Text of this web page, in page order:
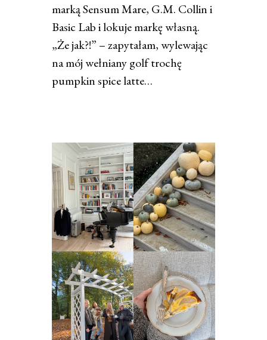
marką Sensum Mare, G.M. Collin i
Basic Lab i lokuje markę własną.
„Że jak?!” – zapytałam, wylewając
na mój wełniany golf trochę
pumpkin spice latte…